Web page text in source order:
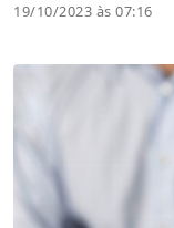
19/10/2023 às 07:16